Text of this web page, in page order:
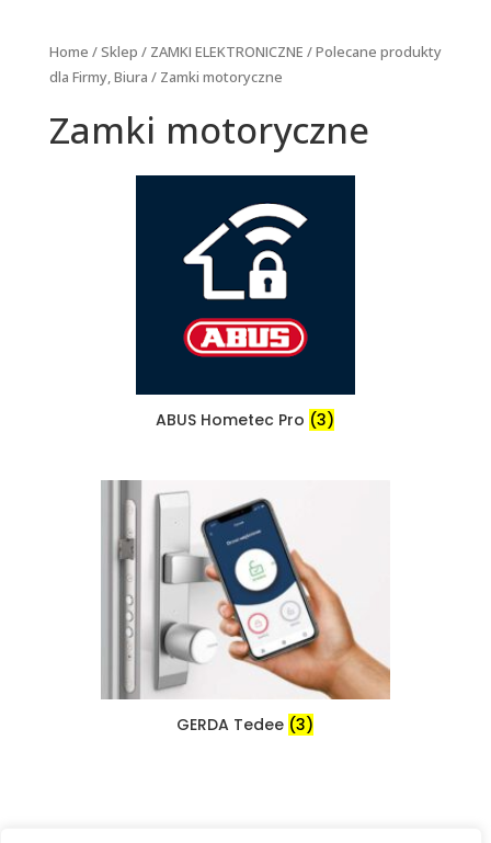
Home /Sklep / ZAMKI ELEKTRONICZNE /Polecane produkty
dla Firmy, Biura / Zamki motoryczne
Zamki motoryczne
ABUS Hometec Pro (3)
GERDA Tedee (3)